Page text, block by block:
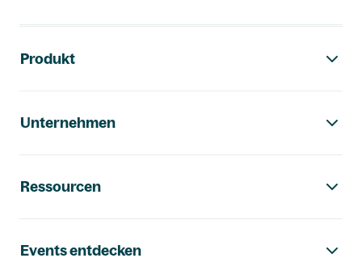
Produkt
Unternehmen
Ressourcen
Events entdecken